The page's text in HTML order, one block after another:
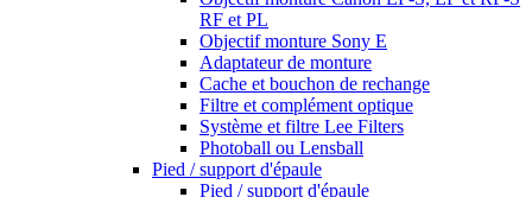
RF et PL
Objectif monture Sony E
Adaptateur de monture
Cache et bouchon de rechange
Filtre et complément optique
Système et filtre Lee Filters
Photoball ou Lensball
Pied / support d'épaule
Pied / support d'épaule